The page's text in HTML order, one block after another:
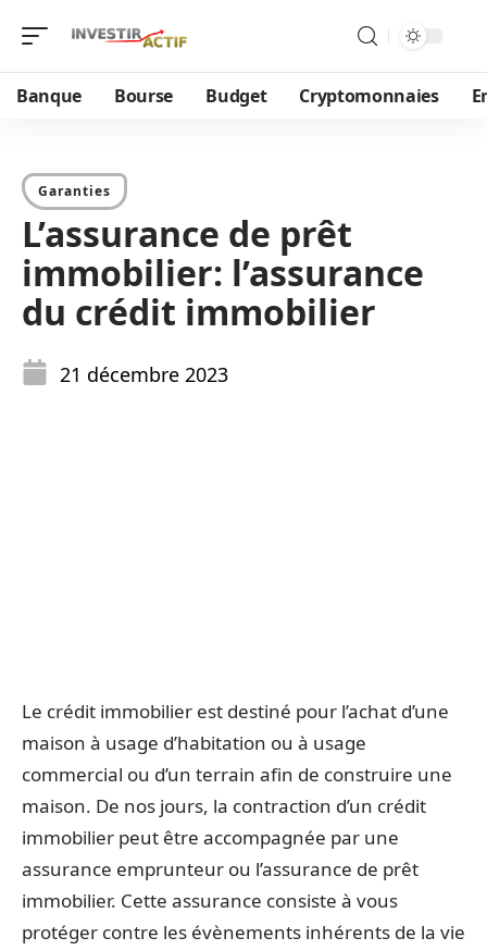
Banque Bourse Budget Cryptomonnaies
Garanties
L’assurance de prêt
immobilier: l’assurance
du crédit immobilier
21 décembre 2023
Le crédit immobilier est destiné pour l’achat d’une
maison à usage d’habitation ou à usage
commercial ou d’un terrain afin de construire une
maison. De nos jours, la contraction d’un crédit
immobilier peut être accompagnée par une
assurance emprunteur ou l’assurance de prêt
immobilier. Cette assurance consiste à vous
protéger contre les évènements inhérents de la vie